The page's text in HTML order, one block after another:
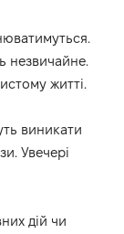
незвичайне.
житті.
виникати
Увечері
дій чи